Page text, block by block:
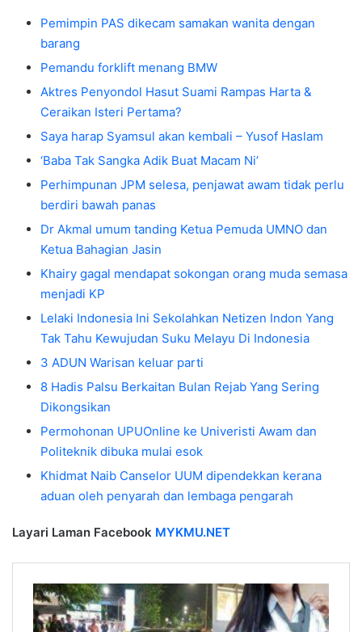
Pemimpin PAS dikecam samakan wanita dengan
barang
Pemandu forklift menang BMW
Aktres Penyondol Hasut Suami Rampas Harta &
Ceraikan Isteri Pertama?
Saya harap Syamsul akan kembali – Yusof Haslam
‘Baba Tak Sangka Adik Buat Macam Ni’
Perhimpunan JPM selesa, penjawat awam tidak perlu
berdiri bawah panas
Dr Akmal umum tanding Ketua Pemuda UMNO dan
Ketua Bahagian Jasin
Khairy gagal mendapat sokongan orang muda semasa
menjadi KP
Lelaki Indonesia Ini Sekolahkan Netizen Indon Yang
Tak Tahu Kewujudan Suku Melayu Di Indonesia
3 ADUN Warisan keluar parti
8 Hadis Palsu Berkaitan Bulan Rejab Yang Sering
Dikongsikan
Permohonan UPUOnline ke Univeristi Awam dan
Politeknik dibuka mulai esok
Khidmat Naib Canselor UUM dipendekkan kerana
aduan oleh penyarah dan lembaga pengarah
Layari Laman Facebook MYKMU.NET